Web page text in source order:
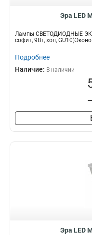
Эра LED
Лампы СВЕТОДИОДНЫЕ ЭКО
софит, 9Вт, хол,
Подробнее
Наличие: В наличии
–
Эра LED